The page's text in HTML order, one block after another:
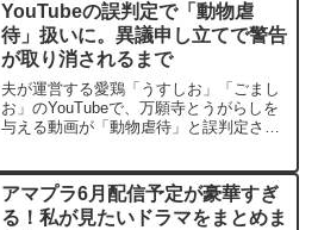
YouTubeの誤判定で「動物虐
待」扱いに。異議申し立てで警告
が取り消されるまで
夫が運営する愛鶏「うすしお」「ごまし
お」のYouTubeで、万願寺とうがらしを
与える動画が「動物虐待」と誤判定され
て飼い主として感じたことを実体験とし
て綴ります。
アマプラ6月配信予定が豪華すぎ
る！私が見たいドラマをまとめま